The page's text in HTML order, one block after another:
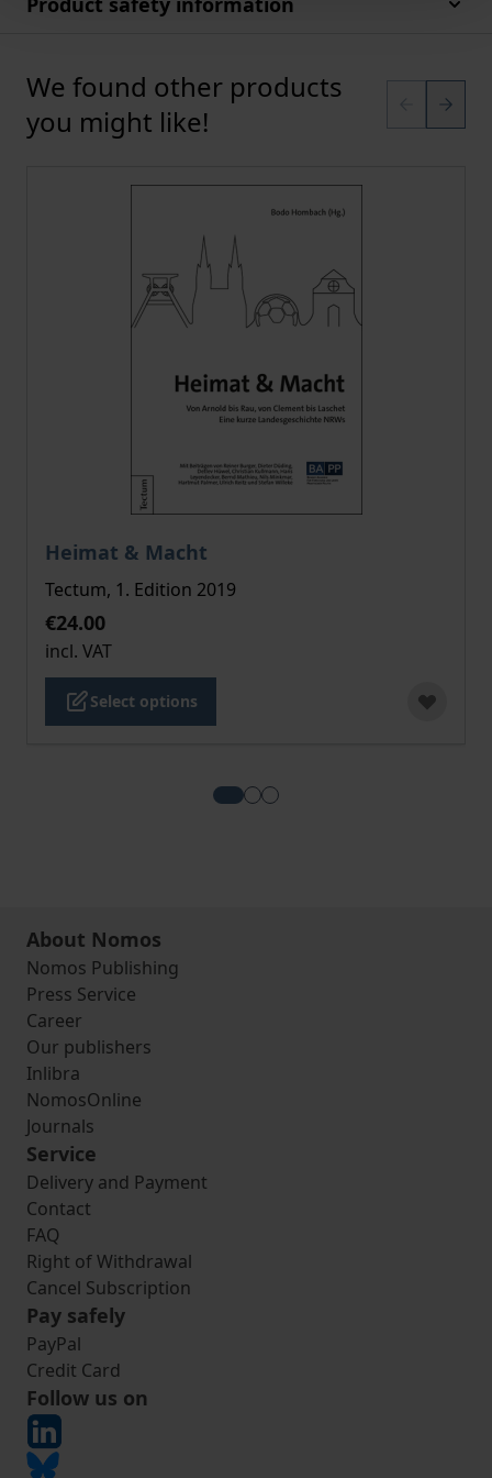
Press to skip carousel
We found other products
you might like!
Heimat & Macht
The price depends on the options chosen on the
Tectum, 1. Edition 2019
€24.00
incl. VAT
Select options
View more about Heimat &
View more about Das
View more about Auf
About Nomos
Nomos Publishing
Press Service
Career
Our publishers
Inlibra
NomosOnline
Journals
Service
Delivery and Payment
Contact
FAQ
Right of Withdrawal
Cancel Subscription
Pay safely
PayPal
Credit Card
Follow us on